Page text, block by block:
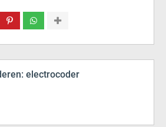
electrocoder